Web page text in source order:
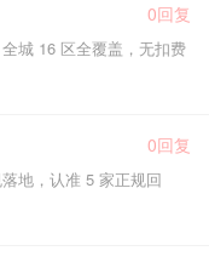
0回复
城 16 区全覆盖，无扣费
0回复
地，认准 5 家正规回